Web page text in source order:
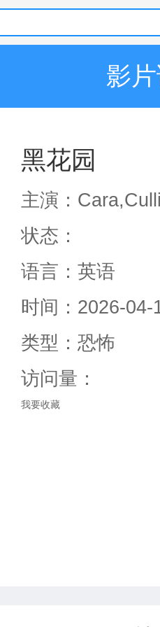
影
黑花园
主演：
状态：
语言：英语
时间： 2026-04-
类型：恐怖
访问量：
我要收藏